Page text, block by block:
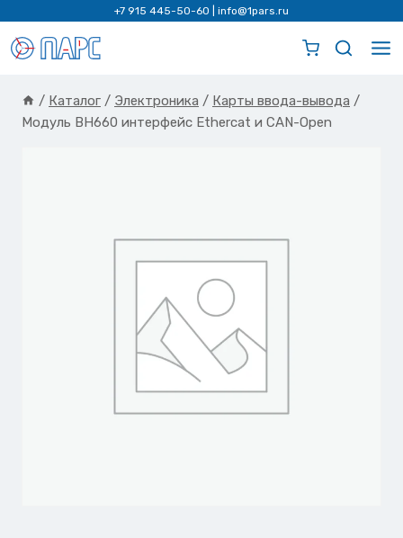
содержимому
+7 915 445-50-60 info@1pars.ru
/ Каталог / Электроника / Карты ввода-вывода /
Модуль BH660 интерфейс Ethercat и CAN-Open